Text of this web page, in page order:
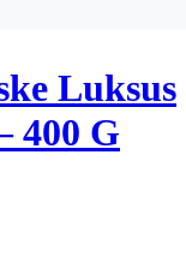
Luksus
400 G